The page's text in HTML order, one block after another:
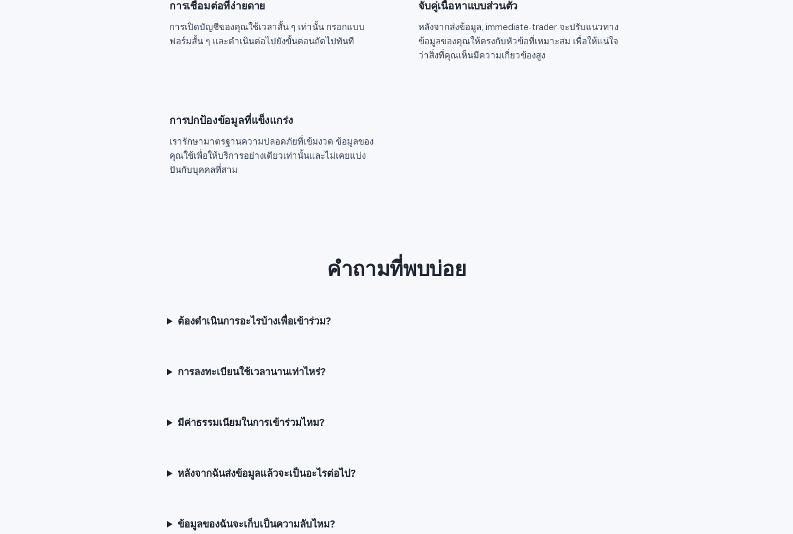
การเชื่อมต่อที่ง่ายดาย
การเปิดบัญชีของคุณใช้เวลาสั้น ๆ เท่านั้น กรอกแบบ
ฟอร์มสั้น ๆ และดำเนินต่อไปยังขั้นตอนถัดไปทันที
จับคู่เนื้อหาแบบส่วนตัว
หลังจากส่งข้อมูล, immediate-trader จะปรับแนวทาง
ข้อมูลของคุณให้ตรงกับหัวข้อที่เหมาะสม เพื่อให้แน่ใจ
ว่าสิ่งที่คุณเห็นมีความเกี่ยวข้องสูง
การปกป้องข้อมูลที่แข็งแกร่ง
เรารักษามาตรฐานความปลอดภัยที่เข้มงวด ข้อมูลของ
คุณใช้เพื่อให้บริการอย่างเดียวเท่านั้นและไม่เคยแบ่ง
ปันกับบุคคลที่สาม
คำถามที่พบบ่อย
ต้องดำเนินการอะไรบ้างเพื่อเข้าร่วม?
การลงทะเบียนใช้เวลานานเท่าไหร่?
มีค่าธรรมเนียมในการเข้าร่วมไหม?
หลังจากฉันส่งข้อมูลแล้วจะเป็นอะไรต่อไป?
ข้อมูลของฉันจะเก็บเป็นความลับไหม?